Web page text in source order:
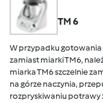
TM 6
W przypadku gotowania
zamiast miarki TM6,
miarka TM6 szczelnie
na górze naczynia,
rozpryskiwaniu potrawy